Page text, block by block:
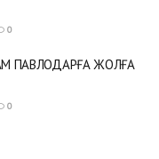
0
ПАВЛОДАРҒА ЖОЛҒА
0